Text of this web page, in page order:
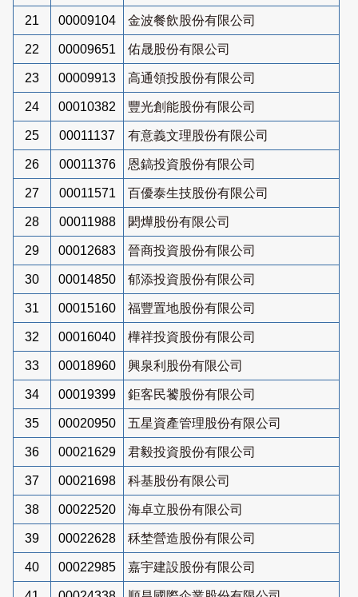
21 00009104 金波餐飲股份有限公司
22 00009651 佑晟股份有限公司
23 00009913 高通領投股份有限公司
24 00010382 豐光創能股份有限公司
25 00011137 有意義文理股份有限公司
26 00011376 恩鎬投資股份有限公司
27 00011571 百優泰生技股份有限公司
28 00011988 閎燁股份有限公司
29 00012683 晉商投資股份有限公司
30 00014850 郁添投資股份有限公司
31 00015160 福豐置地股份有限公司
32 00016040 樺祥投資股份有限公司
33 00018960 興泉利股份有限公司
34 00019399 鉅客民饕股份有限公司
35 00020950 五星資產管理股份有限公司
36 00021629 君毅投資股份有限公司
37 00021698 科基股份有限公司
38 00022520 海卓立股份有限公司
39 00022628 秝埜營造股份有限公司
40 00022985 嘉宇建設股份有限公司